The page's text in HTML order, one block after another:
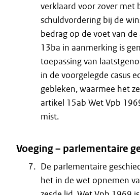
verklaard voor zover met
schuldvordering bij de
bedrag op de voet van
13ba in aanmerking is
toepassing van
in de voorgelegde casus
gebleken, waarmee het
artikel 15ab Wet Vpb
mist.
Voeging – parlementaire
De parlementaire
het in de wet opnemen